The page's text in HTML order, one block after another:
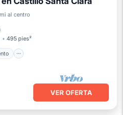
al centro
495 pies²
Aparcamiento
VER OFERTA